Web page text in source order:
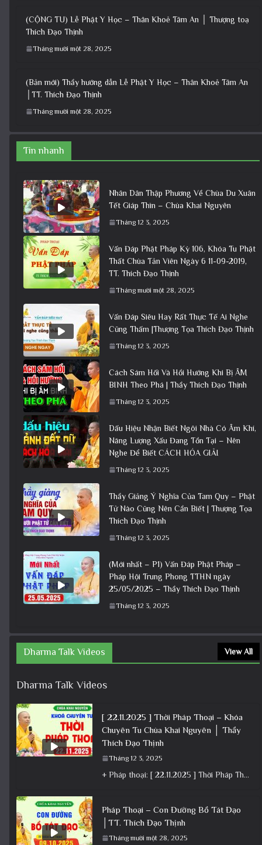
(CỘNG TU) Lễ Phật Y Học – Thân Khoẻ Tâm An │ Thượng toạ
Thích Đạo Thịnh
Tháng mười một 28, 2025
(Bản mới) Thầy hướng dẫn Lễ Phật Y Học – Thân Khoẻ Tâm An
│TT. Thích Đạo Thịnh
Tháng mười một 28, 2025
Tin nhanh
Nhân Dân Thập Phương Về Chùa Du Xuân
Tết Giáp Thìn – Chùa Khai Nguyên
Tháng 12 3, 2025
Vấn Đáp Phật Pháp Kỳ 106, Khóa Tu Phật
Thất Chùa Tản Viên Ngày 6 11-09-2019,
TT. Thích Đạo Thịnh
Tháng mười một 28, 2025
Vấn Đáp Siêu Hay Rất Thực Tế Ai Nghe
Cũng Thấm |Thượng Tọa Thích Đạo Thịnh
Tháng 12 3, 2025
Cách Sám Hối Và Hồi Hướng Khi Bị ÂM
BINH Theo Phá | Thầy Thích Đạo Thịnh
Tháng 12 3, 2025
Dấu Hiệu Nhận Biết Ngôi Nhà Có Âm Khí,
Năng Lượng Xấu Đang Tồn Tại – Nên
Nghe Để Biết CÁCH HÓA GIẢI
Tháng 12 3, 2025
Thầy Giảng Ý Nghĩa Của Tam Quy – Phật
Tử Nào Cũng Nên Cần Biết | Thượng Tọa
Thích Đạo Thịnh
Tháng 12 3, 2025
(Mới nhất – P1) Vấn Đáp Phật Pháp –
Pháp Hội Trung Phong TTHN ngày
25/05/2025 – Thầy Thích Đạo Thịnh
Tháng 12 3, 2025
Dharma Talk Videos View All
Dharma Talk Videos
[ 22.11.2025 ] Thời Pháp Thoại – Khóa
Chuyên Tu Chùa Khai Nguyên │ Thầy
Thích Đạo Thịnh
Tháng 12 3, 2025
+ Pháp thoại: [ 22.11.2025 ] Thời Pháp Thoại – Khóa Chuyên Tu Chùa Khai Nguyên │ Thầy Thích Đạo
Pháp Thoại – Con Đường Bồ Tát Đạo
│TT. Thích Đạo Thịnh
Tháng mười một 28, 2025